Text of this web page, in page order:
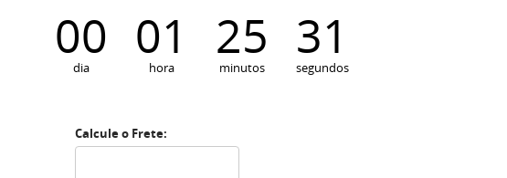
00
dia
01
hora
25
minutos
30
segundos
Calcule o Frete: